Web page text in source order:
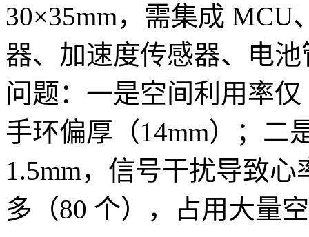
30×35mm，需集成 MCU
器、加速度传感器、电
问题：一是空间利用率仅
手环偏厚（14mm）；二
1.5mm，信号干扰导致
多（80 个），占用大量